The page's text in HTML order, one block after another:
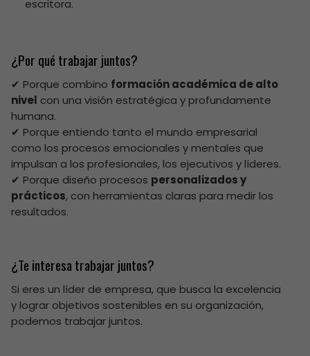
escritora.
¿Por qué trabajar juntos?
✔ Porque combino formación académica de alto
nivel con una visión estratégica y profundamente
humana.
✔ Porque entiendo tanto el mundo empresarial
como los procesos emocionales y mentales que
impulsan a los profesionales, los ejecutivos y líderes.
✔ Porque diseño procesos personalizados y
prácticos, con herramientas claras para medir los
resultados.
¿Te interesa trabajar juntos?
Si eres un líder de empresa, que busca la excelencia
y lograr objetivos sostenibles en su organización,
podemos trabajar juntos.